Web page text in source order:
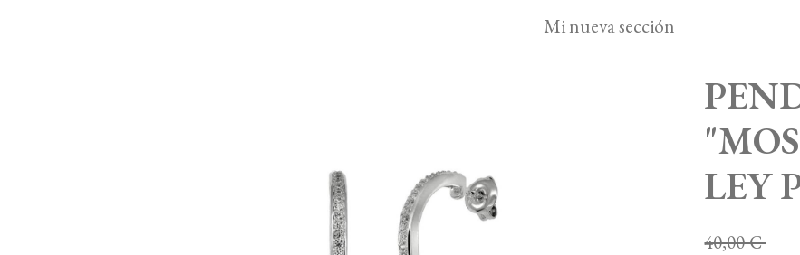
Mi nueva sección
PENDIENT-A ARO "MOSCU" PLATA DE LEY PEQUEÑOS.
LEY
40,00 €